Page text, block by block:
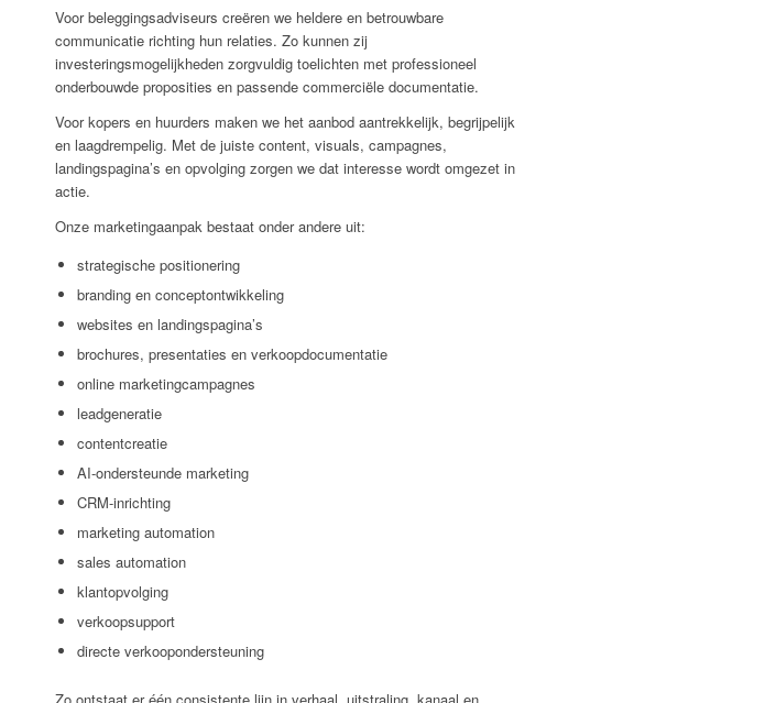
Voor beleggingsadviseurs creëren we heldere en betrouwbare
communicatie richting hun relaties. Zo kunnen zij
investeringsmogelijkheden zorgvuldig toelichten met professioneel
onderbouwde proposities en passende commerciële documentatie.
Voor kopers en huurders maken we het aanbod aantrekkelijk, begrijpelijk
en laagdrempelig. Met de juiste content, visuals, campagnes,
landingspagina’s en opvolging zorgen we dat interesse wordt omgezet in
actie.
Onze marketingaanpak bestaat onder andere uit:
strategische positionering
branding en conceptontwikkeling
websites en landingspagina’s
brochures, presentaties en verkoopdocumentatie
online marketingcampagnes
leadgeneratie
contentcreatie
AI-ondersteunde marketing
CRM-inrichting
marketing automation
sales automation
klantopvolging
verkoopsupport
directe verkoopondersteuning